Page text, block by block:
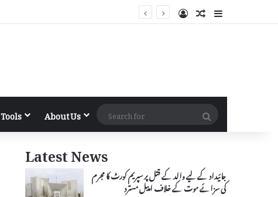
Log InRandom Article
Sidebar
Tools About Us
Search
for
Latest News
جائیداد کے لیے والد کے قتل پر سپریم کورٹ کا مجرم
کی سزائے موت کے خلاف اپیل مسترد